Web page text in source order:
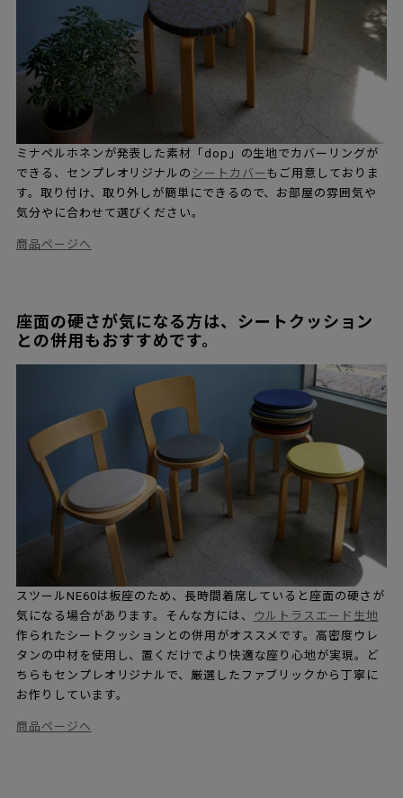
ミナペルホネンが発表した素材「dop」の生地でカバーリングが
できる、センプレオリジナルの シートカバーもご用意しておりま
す。取り付け、取り外しが簡単にできるので、お部屋の雰囲気や
気分やに合わせて選びください。
商品ページへ
座面の硬さが気になる方は、シートクッション
との併用もおすすめです。
スツールNE60は板座のため、長時間着席していると座面の硬さが
気になる場合があります。そんな方には、
ウルトラスエード生地
作られたシートクッションとの併用がオススメです。高密度ウレ
タンの中材を使用し、置くだけでより快適な座り心地が実現。ど
ちらもセンプレオリジナルで、厳選したファブリックから丁寧に
お作りしています。
商品ページへ